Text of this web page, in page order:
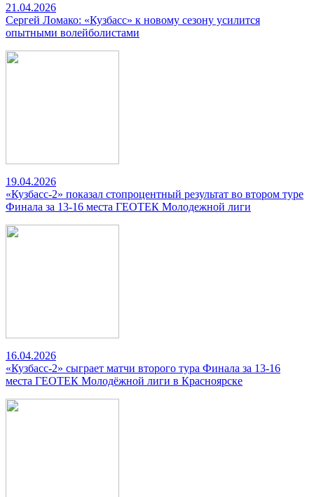
21.04.2026
Сергей Ломако: «Кузбасс» к новому сезону усилится
опытными волейболистами
19.04.2026
«Кузбасс-2» показал стопроцентный результат во втором туре
Финала за 13-16 места ГЕОТЕК Молодежной лиги
16.04.2026
«Кузбасс-2» сыграет матчи второго тура Финала за 13-16
места ГЕОТЕК Молодёжной лиги в Красноярске